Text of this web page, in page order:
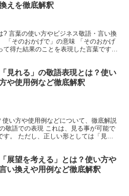
えを徹底解釈
? 言葉の使い方やビジネス敬語・言い換
「そのおかげで」の意味 「そのおかげ
て得た結果のことを表現した言葉です。
「見れる」の敬語表現とは？使い
や使用例など徹底解釈
使い方や使用例などについて、徹底解説
敬語での表現 これは、見る事が可能で
す。 ただし、正しい形としては「見ら
「展望を考える」とは？使い方や
い換えや用例など徹底解釈